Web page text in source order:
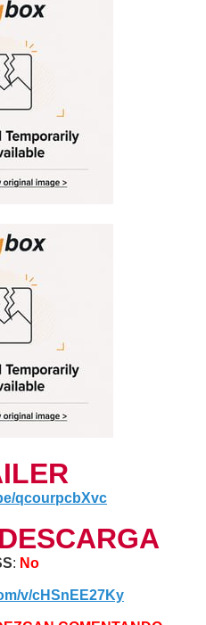
qcourpcbXvc
: No
v/cHSnEE27Ky